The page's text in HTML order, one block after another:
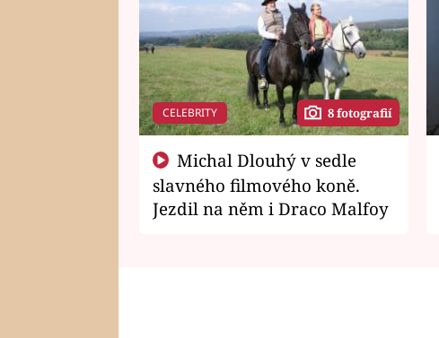
CELEBRITY 8 fotografií
slavného filmového koně.
Jezdil na něm i Draco Malfoy